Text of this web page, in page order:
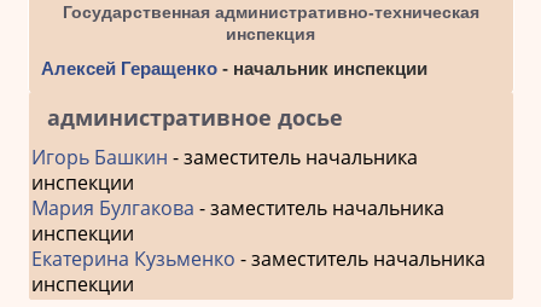
Государственная административно-техническая
инспекция
Алексей Геращенко- начальник инспекции
административное досье
Игорь Башкин - заместитель начальника
инспекции
Мария Булгакова - заместитель начальника
инспекции
Екатерина Кузьменко - заместитель начальника
инспекции